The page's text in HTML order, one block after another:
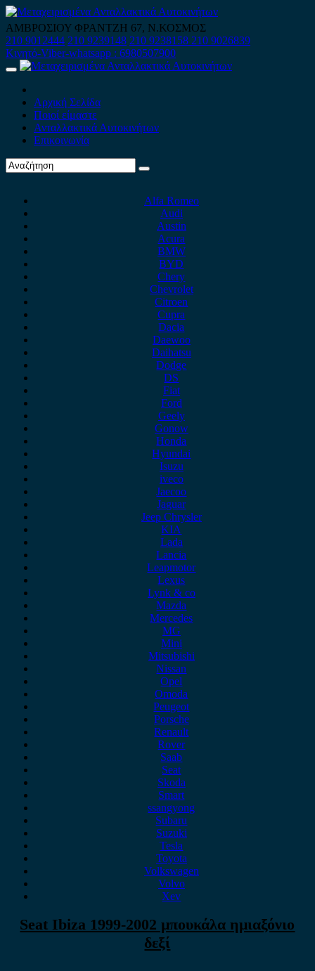
Skip
to
content
ΑΜΒΡΟΣΙΟΥ ΦΡΑΝΤΖΗ 67, Ν.ΚΟΣΜΟΣ
210 9012444 210 9239148 210 9238158 210 9026839
Κινητό-Viber-whatsapp : 6980507900
Primary
Αρχική Σελίδα
Ποιοί είμαστε
Ανταλλακτικά Αυτοκινήτων
Επικοινωνία
Alfa Romeo
Audi
Austin
Acura
BMW
BYD
Chery
Chevrolet
Citroen
Cupra
Dacia
Daewoo
Daihatsu
Dodge
DS
Fiat
Ford
Geely
Gonow
Honda
Hyundai
Isuzu
iveco
Jaecoo
Jaguar
Jeep Chrysler
KIA
Lada
Lancia
Leapmotor
Lexus
Lynk & co
Mazda
Mercedes
MG
Mini
Mitsubishi
Nissan
Opel
Omoda
Peugeot
Porsche
Renault
Rover
Saab
Seat
Skoda
Smart
ssangyong
Subaru
Suzuki
Tesla
Toyota
Volkswagen
Volvo
Xev
Seat Ibiza 1999-2002 μπουκάλα ημιαξόνιο
δεξί